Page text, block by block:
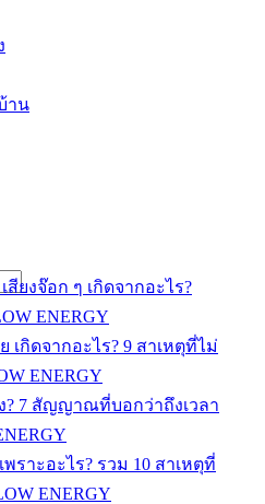
าน
สียงจ๊อก ๆ เกิดจากอะไร?
ENERGY
เกิดจากอะไร? 9 สาเหตุที่ไม่
ENERGY
? 7 สัญญาณที่บอกว่าถึงเวลา
ราะอะไร? รวม 10 สาเหตุที่
ENERGY